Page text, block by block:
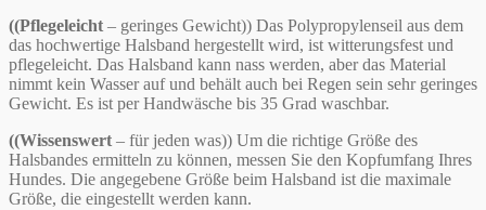
((Pflegeleicht – geringes Gewicht)) Das Polypropylenseil aus dem
das hochwertige Halsband hergestellt wird, ist witterungsfest und
pflegeleicht. Das Halsband kann nass werden, aber das Material
nimmt kein Wasser auf und behält auch bei Regen sein sehr geringes
Gewicht. Es ist per Handwäsche bis 35 Grad waschbar.
((Wissenswert – für jeden was)) Um die richtige Größe des
Halsbandes ermitteln zu können, messen Sie den Kopfumfang Ihres
Hundes. Die angegebene Größe beim Halsband ist die maximale
Größe, die eingestellt werden kann.